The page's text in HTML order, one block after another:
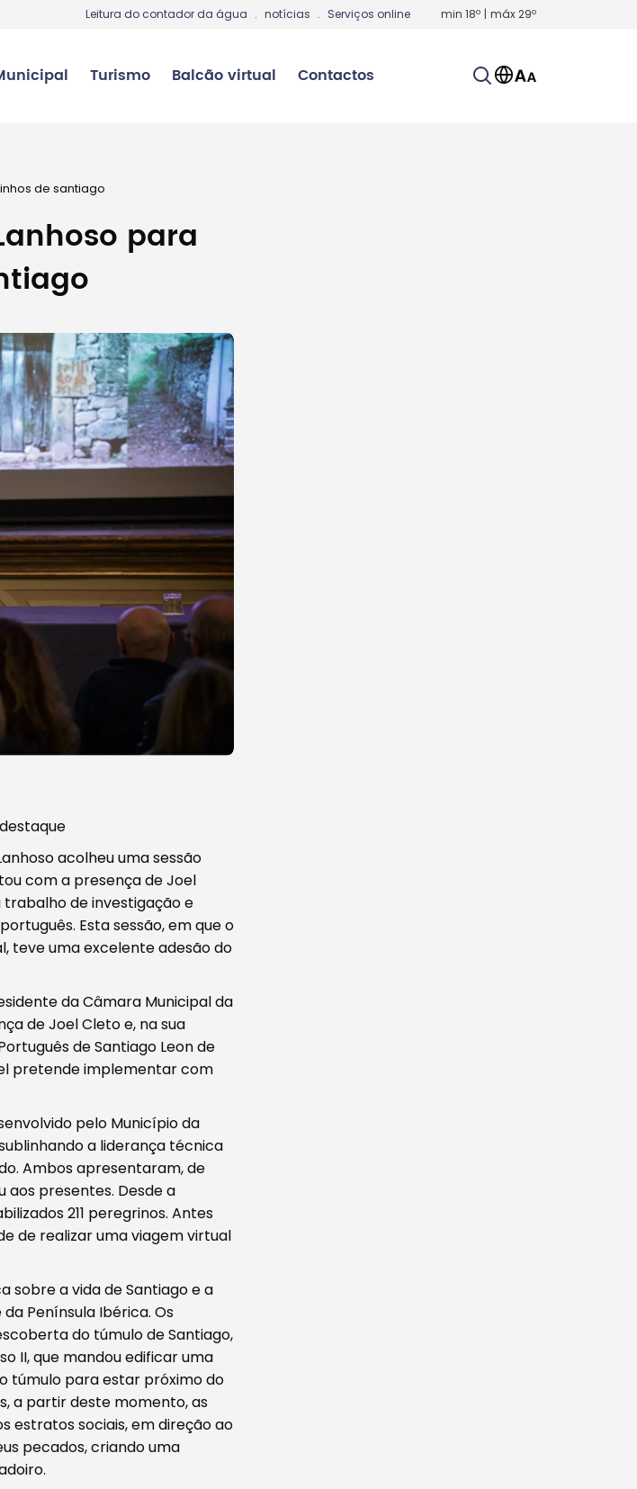
Leitura do contador da água . notícias . Serviços online min 18º | máx29º
Turismo Balcão virtual Contactos
de santiago
para
acolheu uma sessão
com a presença de Joel
de investigação e
Esta sessão, em que o
teve uma excelente adesão do
da Câmara Municipal da
de Joel Cleto e, na sua
de Santiago Leon de
pretende implementar com
pelo Município da
a liderança técnica
Ambos apresentaram, de
presentes. Desde a
211 peregrinos. Antes
de realizar uma viagem virtual
sobre a vida de Santiago e a
Península Ibérica. Os
do túmulo de Santiago,
II, que mandou edificar uma
túmulo para estar próximo do
a partir deste momento, as
estratos sociais, em direção ao
pecados, criando uma